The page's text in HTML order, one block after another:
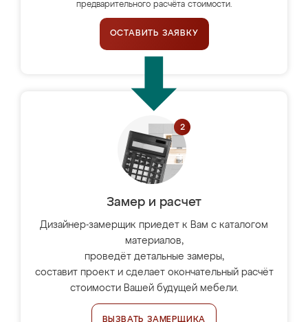
предварительного расчёта стоимости.
ОСТАВИТЬ ЗАЯВКУ
Замер и расчет
Дизайнер-замерщик приедет к Вам с каталогом
материалов,
проведёт детальные замеры,
составит проект и сделает окончательный расчёт
стоимости Вашей будущей мебели.
ВЫЗВАТЬ ЗАМЕРЩИКА